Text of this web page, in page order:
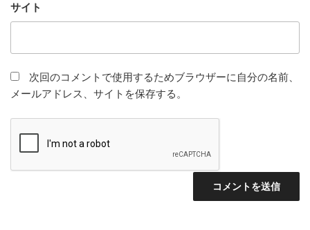
サイト
次回のコメントで使用するためブラウザーに自分の名前、
メールアドレス、サイトを保存する。